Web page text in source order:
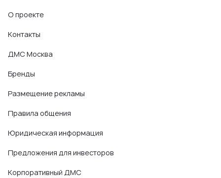
О проекте
Контакты
ДМС Москва
Бренды
Размещение рекламы
Правила общения
Юридическая информация
Предложения для инвесторов
Корпоративный ДМС